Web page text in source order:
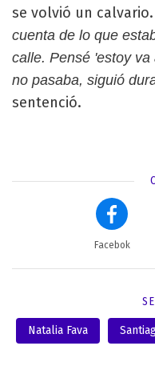
se volvió un calvario.
cuenta de lo que
calle. Pensé 'estoy
no pasaba, siguió
sentenció.
Facebok
Natalia Fava